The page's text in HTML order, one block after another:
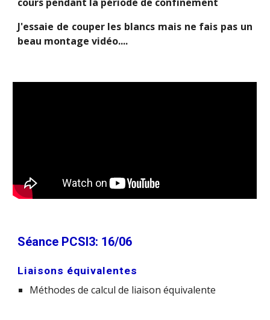
J'essaie de couper les blancs mais ne fais pas un
beau montage vidéo....
Séance PCSI3: 16/06
Liaisons équivalentes
Méthodes de calcul de liaison équivalente